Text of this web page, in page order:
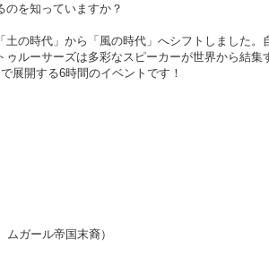
のを知っていますか？
土の時代」から「風の時代」へシフトしました。
ゥルーサーズは多彩なスピーカーが世界から結
展開する6時間のイベントです！
ガール帝国末裔）